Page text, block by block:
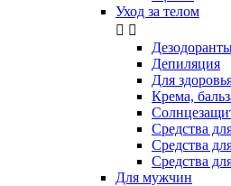
Уход за телом
 
Депиляция
Для
Крема,
Средства
Средства
Средства
Для мужчин